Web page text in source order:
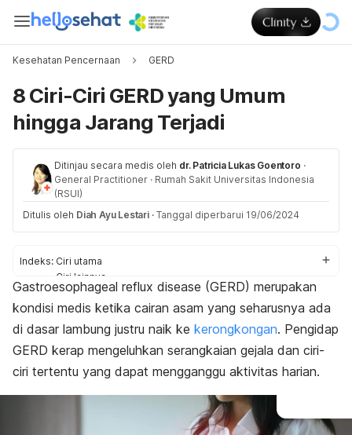
Kesehatan Pencernaan GERD
8 Ciri-Ciri GERD yang Umum
hingga Jarang Terjadi
Ditinjau secara medis oleh dr. Patricia Lukas Goentoro ·
General Practitioner · Rumah Sakit Universitas Indonesia
(RSUI)
Ditulis oleh Diah Ayu Lestari · Tanggal diperbarui 19/06/2024
Indeks: Ciri utama
Ciri lainnya
Kapan harus ke dokter?
Gastroesophageal reflux disease (GERD) merupakan
kondisi medis ketika cairan asam yang seharusnya ada
di dasar lambung justru naik ke kerongkongan. Pengidap
GERD kerap mengeluhkan serangkaian gejala dan ciri-
ciri tertentu yang dapat mengganggu aktivitas harian.